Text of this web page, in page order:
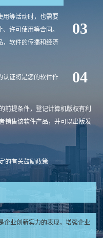
用等活动时，也需要
许可使用等合同。
，软件的传播和经济
03
认证将是您的软件作 04
前提条件，登记计算机版权有利
销售该软件产品，并可以出版发
的有关鼓励政策
企业创新实力的表现，增强企业